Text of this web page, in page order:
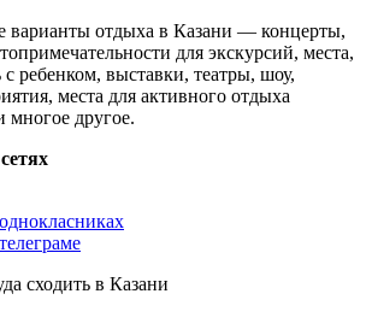
отдыха в Казани — концерты,
для экскурсий, места,
ребенком, выставки, театры, шоу,
места для активного отдыха
многое другое.
сходить в Казани